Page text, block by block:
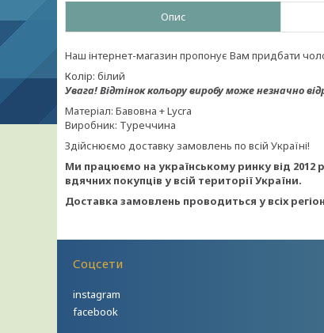
Опис
Наш інтернет-магазин пропонує Вам придбати
Колір: білий
Увага!Відтінок кольору виробу може незначно
Матеріал: Бавовна + Lycra
Виробник: Туреччина
Здійснюємо доставку замовлень по всій Україні!
Ми працюємо на українському ринку від 2012
вдячних покупців у всій території України.
Доставка замовлень проводиться у всіх
Соцсети
instagram
facebook